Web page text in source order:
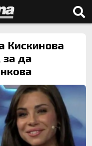
Кискинова
да